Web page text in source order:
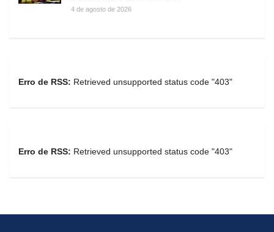
4 de agosto de 2026
Erro de RSS: Retrieved unsupported status code "403"
Erro de RSS: Retrieved unsupported status code "403"